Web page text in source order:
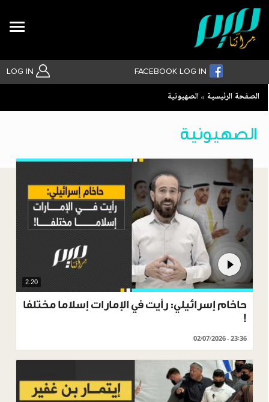
LOG IN FACEBOOK LOG IN
Breadcrumb
الصفحة الرئيسية الصهيونية
الصهيونية
2.20
حاخام إسرائيلي: رأيت في الإمارات إسلاما مختلفا
!
02/07/2026 - 23:36